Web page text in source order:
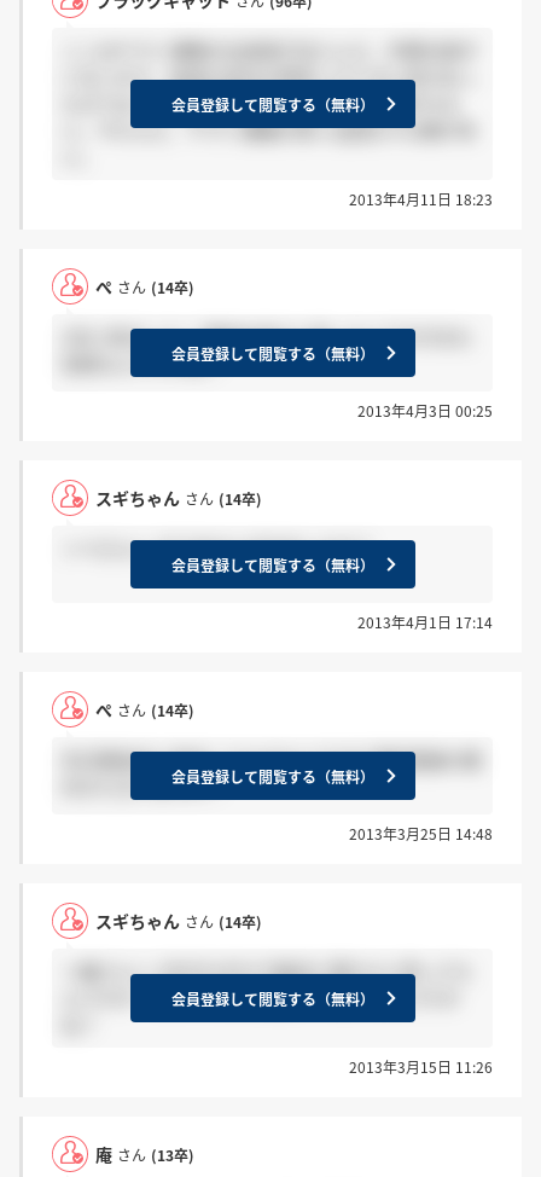
いないので、前身の会社を買収したときに何かあっ
たのでは？工場作業員はちゃんとした人間が少な
い。やたらと、ヤマト運輸の思い出話をする輩が多
会員登録して閲覧する（無料）
2013年4月11日 18:23
ぺ さん (14卒)
2日に来ました！ 最終社長だと思ったんですがまた
役員なんですかね？会員登録して閲覧する（無料）
2013年4月3日 00:25
スギちゃん さん (14卒)
＞ぺさんへ きてませんがきましたか？
会員登録して閲覧する（無料）
2013年4月1日 17:14
ぺ さん (14卒)
先日懇談会に参加したものなんですが 最終面接の案
内きた方いますか？会員登録して閲覧する（無料）
2013年3月25日 14:48
スギちゃん さん (14卒)
＞庵さんへ 2次ボロボロで絶対に落ちたと思ってた
んですが… これってまた電話で予約するんですか
会員登録して閲覧する（無料）
2013年3月15日 11:26
庵 さん (13卒)